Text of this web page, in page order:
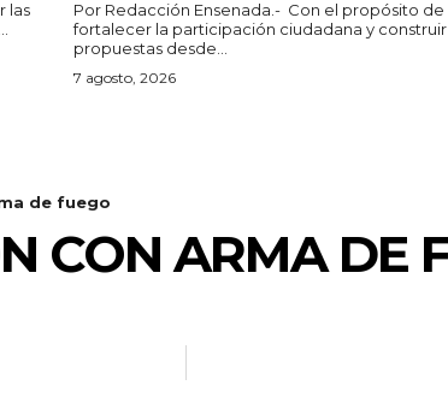
Por Redacción Ensenada.- Con el propósito de
fortalecer la participación ciudadana y construir
propuestas desde...
7 agosto, 2026